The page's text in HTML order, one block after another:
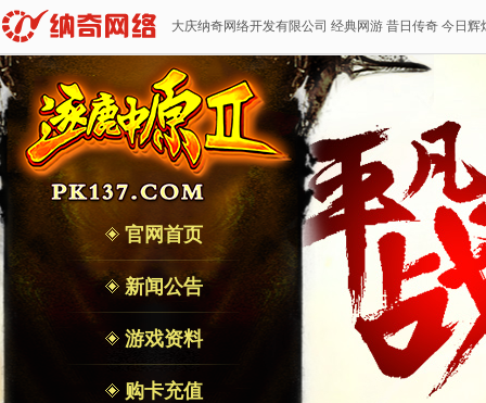
大庆纳奇网络开发有限公司 经典网游 昔日传奇 今日辉
官网首页
新闻公告
游戏资料
购卡充值